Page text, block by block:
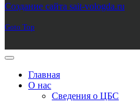
Создание сайта sait-vologda.ru
Goto Top
Главная
О нас
Сведения о ЦБС